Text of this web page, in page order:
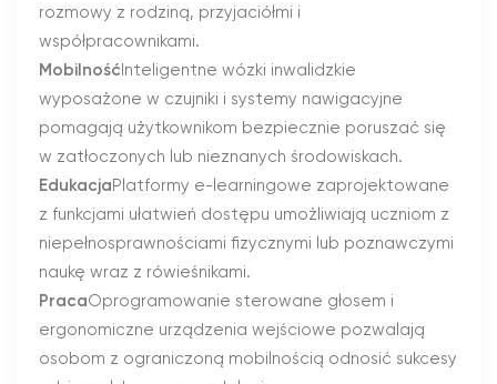
rozmowy z rodziną, przyjaciółmi i
współpracownikami.
MobilnośćInteligentne wózki inwalidzkie
wyposażone w czujniki i systemy nawigacyjne
pomagają użytkownikom bezpiecznie poruszać się
w zatłoczonych lub nieznanych środowiskach.
EdukacjaPlatformy e-learningowe zaprojektowane
z funkcjami ułatwień dostępu umożliwiają uczniom z
niepełnosprawnościami fizycznymi lub poznawczymi
naukę wraz z rówieśnikami.
PracaOprogramowanie sterowane głosem i
ergonomiczne urządzenia wejściowe pozwalają
osobom z ograniczoną mobilnością odnosić sukcesy